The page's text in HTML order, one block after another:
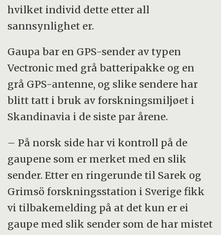
hvilket individ dette etter all
sannsynlighet er.
Gaupa bar en GPS-sender av typen
Vectronic med grå batteripakke og en
grå GPS-antenne, og slike sendere har
blitt tatt i bruk av forskningsmiljøet i
Skandinavia i de siste par årene.
– På norsk side har vi kontroll på de
gaupene som er merket med en slik
sender. Etter en ringerunde til Sarek og
Grimsö forskningsstation i Sverige fikk
vi tilbakemelding på at det kun er ei
gaupe med slik sender som de har mistet